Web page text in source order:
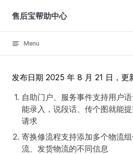
Skip to content
售后宝帮助中心
Menu
发布日期 2025 年 8 月 21 日，更
自助门户、服务事件支持用户
能录入，说段话、传个图就能
请求
寄换修流程支持添加多个物流
流、发货物流的不同信息